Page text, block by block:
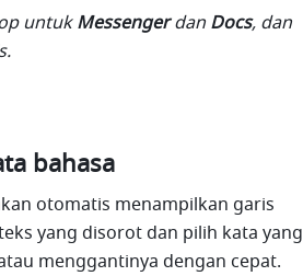
untuk Messenger dan Docs, dan
bahasa
otomatis menampilkan garis
yang disorot dan pilih kata yang
menggantinya dengan cepat.